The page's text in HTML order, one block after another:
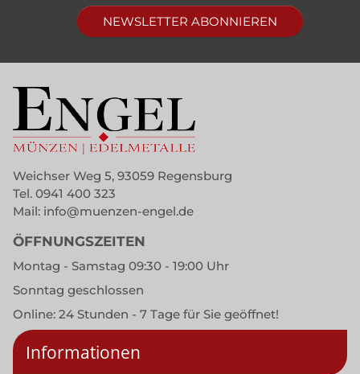
NEWSLETTER ABONNIEREN
Weichser Weg 5, 93059 Regensburg
Tel. 0941 400 323
Mail: info@muenzen-engel.de
ÖFFNUNGSZEITEN
Montag - Samstag 09:30 - 19:00 Uhr
Sonntag geschlossen
Online: 24 Stunden - 7 Tage für Sie geöffnet!
Informationen